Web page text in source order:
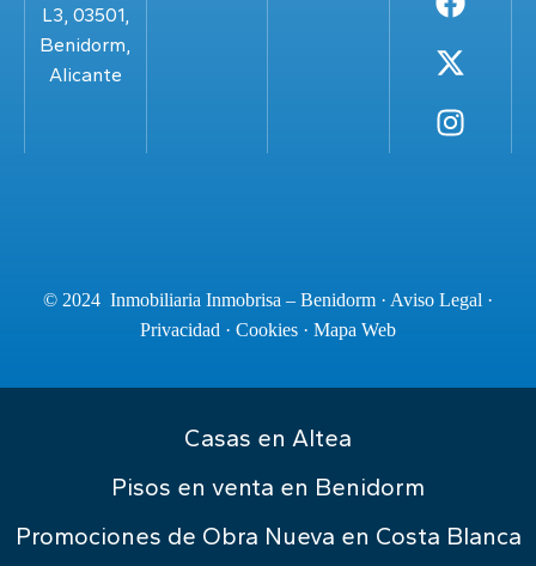
L3, 03501,
Benidorm,
Alicante
© 2024 Inmobiliaria Inmobrisa – Benidorm · Aviso Legal ·
Privacidad · Cookies · Mapa Web
Casas en Altea
Pisos en venta en Benidorm
Promociones de Obra Nueva en Costa Blanca